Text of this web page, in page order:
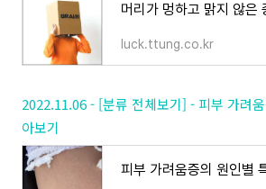
luck.ttung.co.kr
2022.11.06 - [분류 전체보기] - 피부 가려
아보기
피부 가려움증의 원인별